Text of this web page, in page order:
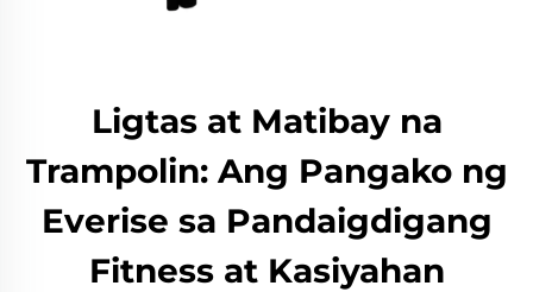
Ligtas at Matibay na
Trampolin: Ang Pangako ng
Everise sa Pandaigdigang
Fitness at Kasiyahan